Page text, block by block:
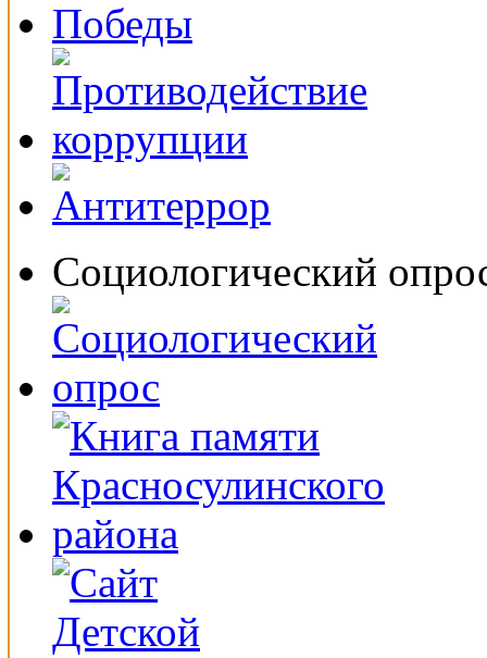
Социологический